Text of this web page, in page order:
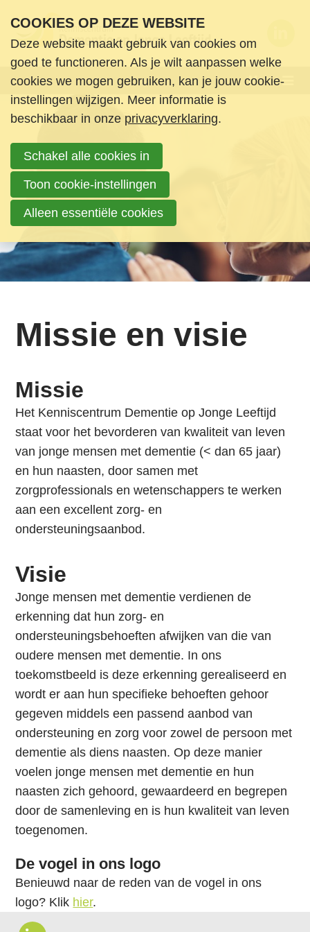
S
p
n
a
a
r
d
e
n
a
v
g
a
t
i
e
S
p
r
i
n
g
n
a
a
r
d
e
Menu
Missie en visie
Missie
Het Kenniscentrum Dementie op Jonge Leeftijd
staat voor het bevorderen van kwaliteit van leven
van jonge mensen met dementie (< dan 65 jaar)
en hun naasten, door samen met
zorgprofessionals en wetenschappers te werken
aan een excellent zorg- en
ondersteuningsaanbod.
Visie
Jonge mensen met dementie verdienen de
erkenning dat hun zorg- en
ondersteuningsbehoeften afwijken van die van
oudere mensen met dementie. In ons
toekomstbeeld is deze erkenning gerealiseerd en
wordt er aan hun specifieke behoeften gehoor
gegeven middels een passend aanbod van
ondersteuning en zorg voor zowel de persoon met
dementie als diens naasten. Op deze manier
voelen jonge mensen met dementie en hun
naasten zich gehoord, gewaardeerd en begrepen
door de samenleving en is hun kwaliteit van leven
toegenomen.
De vogel in ons logo
Benieuwd naar de reden van de vogel in ons
logo? Klik hier.
B
Wie zijn we
Wat doen we
Wat doen we?
Missie en visie
Onze aanpak
Kwaliteitsbevordering
Deskundigheidsbevordering
Belangenbehartiging
Kennisontwikkeling
Toegankelijkheid
Informatiedocumenten
Nieuws en ondersteuning
Zoek
Login
COOKIES OP DEZE WEBSITE
Deze website maakt gebruik van cookies om
goed te functioneren. Als je wilt aanpassen welke
cookies we mogen gebruiken, kan je jouw cookie-
instellingen wijzigen. Meer informatie is
beschikbaar in onze privacyverklaring.
Schakel alle cookies in
Toon cookie-instellingen
Alleen essentiële cookies